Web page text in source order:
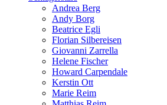
Andrea Berg
Andy Borg
Beatrice Egli
Florian Silbereisen
Giovanni Zarrella
Helene Fischer
Howard Carpendale
Kerstin Ott
Marie Reim